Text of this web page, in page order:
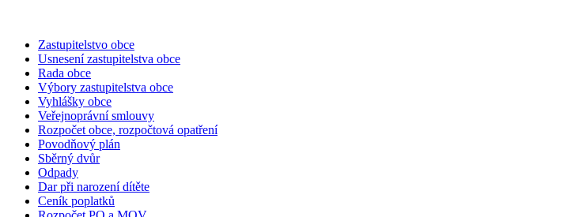
Zastupitelstvo obce
Usnesení zastupitelstva obce
Rada obce
Výbory zastupitelstva obce
Vyhlášky obce
Veřejnoprávní smlouvy
Rozpočet obce, rozpočtová opatření
Povodňový plán
Sběrný dvůr
Odpady
Dar při narození dítěte
Ceník poplatků